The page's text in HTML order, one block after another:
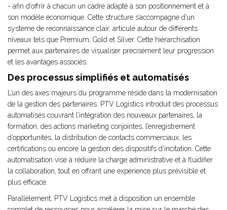
- afin d’offrir à chacun un cadre adapté à son positionnement et à
son modèle économique. Cette structure s’accompagne d’un
système de reconnaissance clair, articulé autour de différents
niveaux tels que Premium, Gold et Silver. Cette hiérarchisation
permet aux partenaires de visualiser précisément leur progression
et les avantages associés.
Des processus simplifiés et automatisés
L’un des axes majeurs du programme réside dans la modernisation
de la gestion des partenaires. PTV Logistics introduit des processus
automatisés couvrant l’intégration des nouveaux partenaires, la
formation, des actions marketing conjointes, l’enregistrement
d’opportunités, la distribution de contacts commerciaux, les
certifications ou encore la gestion des dispositifs d’incitation. Cette
automatisation vise à réduire la charge administrative et à fluidifier
la collaboration, tout en offrant une expérience plus prévisible et
plus efficace.
Parallèlement, PTV Logistics met à disposition un ensemble